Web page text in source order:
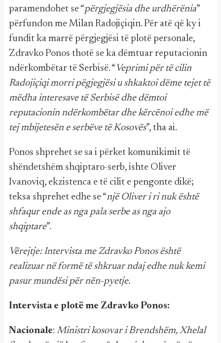
paramendohet se “përgjegjësia dhe urdhërënia”
përfundon me Milan Radojiçiqin. Për atë që ky i
fundit ka marrë përgjegjësi të plotë personale,
Zdravko Ponos thotë se ka dëmtuar reputacionin
ndërkombëtar të Serbisë. “ Veprimi për të cilin
Radojiçiqi morri pëgjegjësi u shkaktoi dëme tejet të
mëdha interesave të Serbisë dhe dëmtoi
reputacionin ndërkombëtar dhe kërcënoi edhe më
tej mbijetesën e serbëve të Kosovës”, tha ai.
Ponos shprehet se sa i përket komunikimit të
shëndetshëm shqiptaro-serb, ishte Oliver
Ivanoviq, ekzistenca e të cilit e pengonte dikë;
teksa shprehet edhe se “një Oliver i ri nuk është
shfaqur ende as nga pala serbe as nga ajo
shqiptare”.
Vërejtje: Intervista me Zdravko Ponos është
realizuar në formë të shkruar ndaj edhe nuk kemi
pasur mundësi për nën-pyetje.
Intervista e plotë me Zdravko Ponos:
Nacionale: Ministri kosovar i Brendshëm, Xhelal